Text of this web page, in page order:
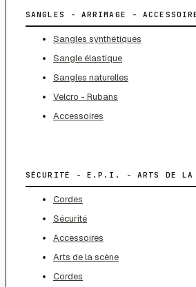
SANGLES - ARRIMAGE -
Sangles synthétiques
Sangle élastique
Sangles naturelles
Velcro - Rubans
Accessoires
SÉCURITÉ - E.P.I. - ARTS DE LA
Cordes
Sécurité
Accessoires
Arts de la scène
Cordes